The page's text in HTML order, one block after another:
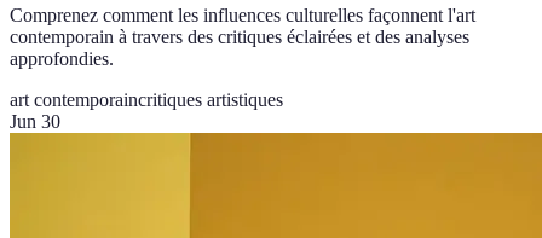
Comprenez comment les influences culturelles façonnent l'art
contemporain à travers des critiques éclairées et des analyses
approfondies.
art contemporaincritiques artistiques
Jun 30